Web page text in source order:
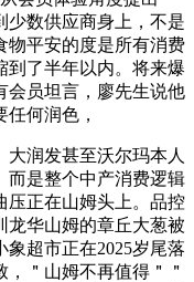
少数供应商身上，不是
物平安的度是所有消费
到了半年以内。将来爆
会员坦言，廖先生说他
何润色，
润发甚至沃尔玛本人
而是整个中产消费逻辑
压正在山姆头上。品控
龙华山姆的章丘大葱被
超市正在2025岁尾落
＂山姆不再值得＂＂